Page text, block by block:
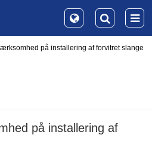
på installering af forvitret slange
på installering af